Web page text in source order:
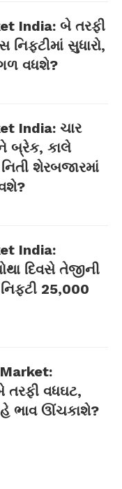
India: બે તરફી
સુધારો,
વધશે?
India: ચાર
બ્રેક, કાલે
નિતી શેરબજારમાં
India:
દિવસે તેજીની
25,000
તરફી વધઘટ,
ભાવ ઊંચકાશે?